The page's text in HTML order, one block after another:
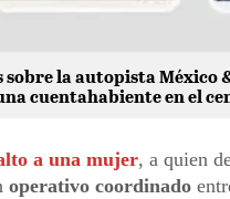
la autopista México
cuentahabiente en el
a una mujer, a quien
operativo coordinado